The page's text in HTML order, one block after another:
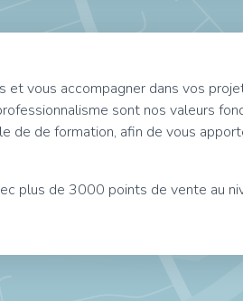
vous accompagner dans vos
sont nos valeurs
de de formation, afin de vous
plus de 3000 points de vente au